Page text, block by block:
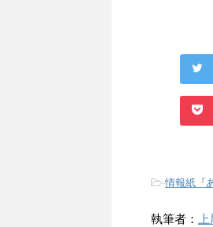
-情報紙『
執筆者：